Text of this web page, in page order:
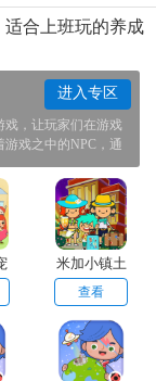
适合上班玩的养成
类手游
戏，让玩家们在游戏
戏之中的NPC，通
界。这次帮助玩家们
!
进入专区
米加小镇土
豪酒店
查看